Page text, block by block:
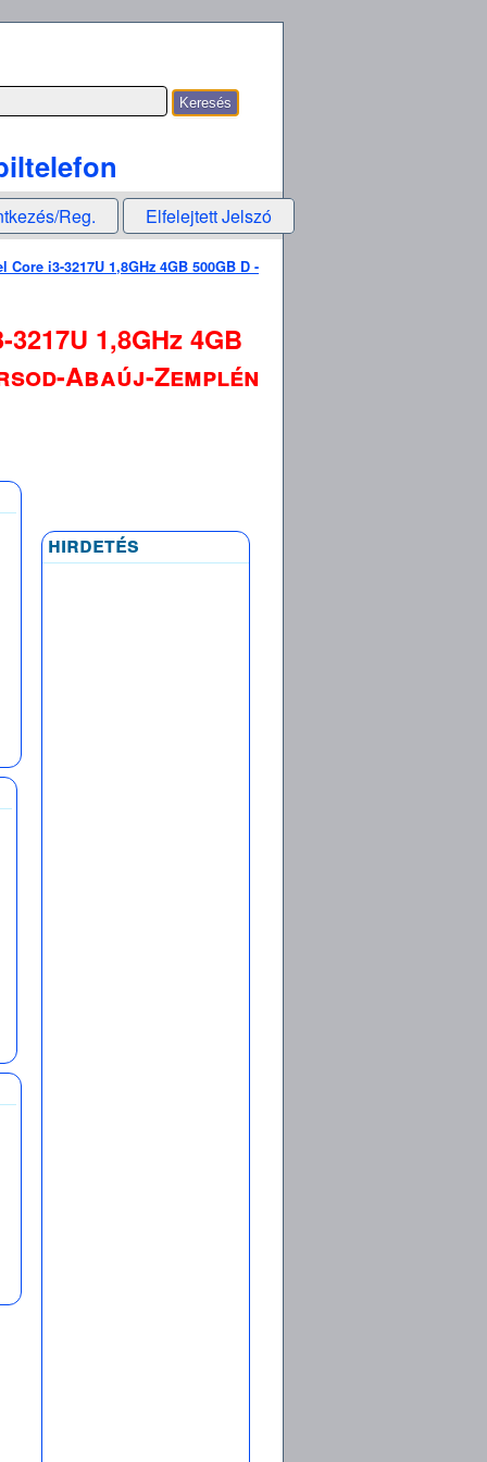
Reg. Elfelejtett Jelszó
i3-3217U 1,8GHz 4GB 500GB D -
1,8GHz 4GB
Abaúj-Zemplén
hirdetés